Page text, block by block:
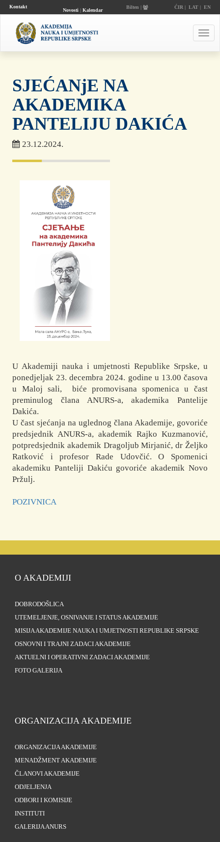
Kontakt
Novosti| Kalendar
Bilten | ĆIR | LAT| EN
SJEĆANjE NA
AKADEMIKA
PANTELIJU DAKIĆA
23.12.2024.
U Akademiji nauka i umjetnosti Republike Srpske, u
ponedjeljak 23. decembra 2024. godine u 13.00 časova
u Maloj sali, biće promovisana spomenica u čast
preminulog člana ANURS-a, akademika Pantelije
Dakića.
U čast sjećanja na uglednog člana Akademije, govoriće
predsjednik ANURS-a, akademik Rajko Kuzmanović,
potpredsjednik akademik Dragoljub Mirjanić, dr Željko
Ratković i profesor Rade Udovčić. O Spomenici
akademiku Panteliji Dakiću govoriće akademik Novo
Pržulj.
POZIVNICA
O AKADEMIJI
DOBRODOŠLICA
UTEMELJENJE, OSNIVANJE I STATUS AKADEMIJE
MISIJA AKADEMIJE NAUKA I UMJETNOSTI REPUBLIKE SRPSKE
OSNOVNI I TRAJNI ZADACI AKADEMIJE
AKTUELNI I OPERATIVNI ZADACI AKADEMIJE
FOTO GALERIJA
ORGANIZACIJA AKADEMIJE
ORGANIZACIJA AKADEMIJE
MENADŽMENT AKADEMIJE
ČLANOVI AKADEMIJE
ODJELJENJA
ODBORI I KOMISIJE
INSTITUTI
GALERIJA ANURS